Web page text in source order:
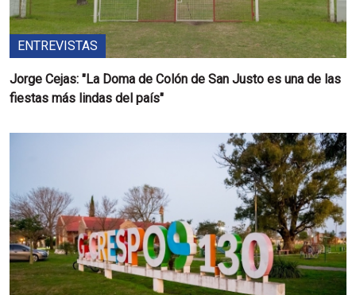
ENTREVISTAS
Jorge Cejas: "La Doma de Colón de San Justo es una de las
fiestas más lindas del país"